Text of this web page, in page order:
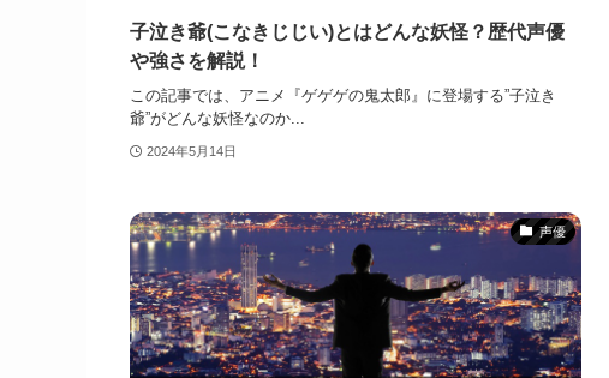
子泣き爺(こなきじじい)とはどんな妖怪？歴代声優
や強さを解説！
この記事では、アニメ『ゲゲゲの鬼太郎』に登場する”子泣き
爺”がどんな妖怪なのか...
2024年5月14日
声優